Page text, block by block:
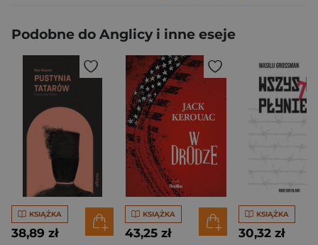
Podobne do Anglicy i inne eseje
KSIĄŻKA
38,89 zł
KSIĄŻKA
43,25 zł
KSIĄŻKA
30,32 zł